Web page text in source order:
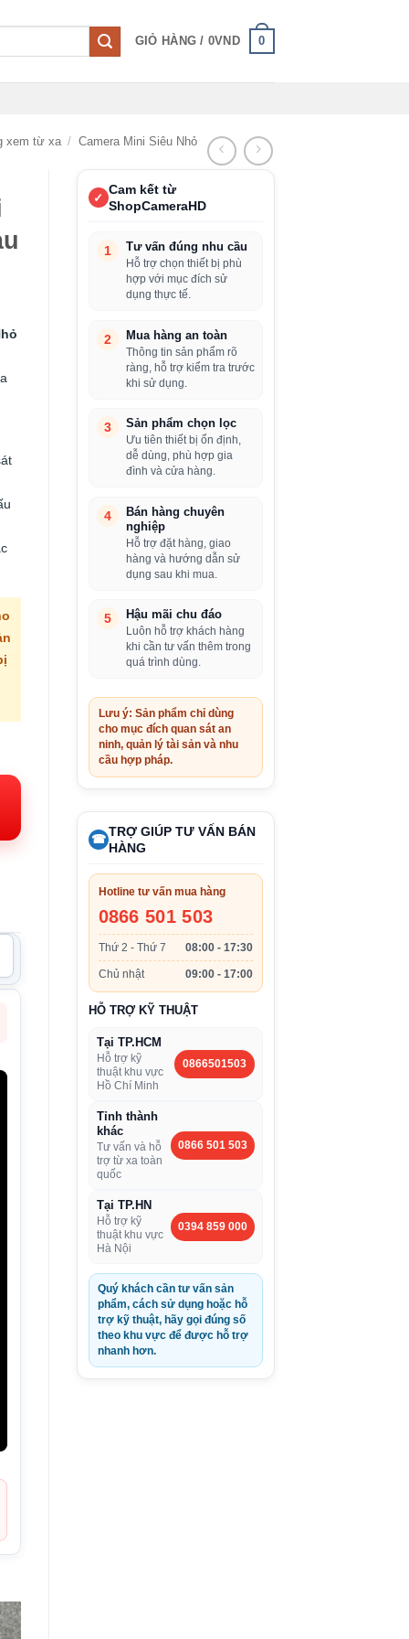
GIỎ HÀNG / 0VND 0
xem từ xa / Camera Mini Siêu Nhỏ
✓
Cam kết từ
ShopCameraHD
1
Tư vấn đúng nhu cầu
Hỗ trợ chọn thiết bị phù
hợp với mục đích sử
dụng thực tế.
2
Mua hàng an toàn
Thông tin sản phẩm rõ
ràng, hỗ trợ kiểm tra trước
khi sử dụng.
3
Sản phẩm chọn lọc
Ưu tiên thiết bị ổn định,
dễ dùng, phù hợp gia
đình và cửa hàng.
4
Bán hàng chuyên
nghiệp
Hỗ trợ đặt hàng, giao
hàng và hướng dẫn sử
dụng sau khi mua.
5
Hậu mãi chu đáo
Luôn hỗ trợ khách hàng
khi cần tư vấn thêm trong
quá trình dùng.
Lưu ý: Sản phẩm chỉ dùng
cho mục đích quan sát an
ninh, quản lý tài sản và nhu
cầu hợp pháp.
☎
TRỢ GIÚP TƯ VẤN BÁN
HÀNG
Hotline tư vấn mua hàng
0866 501 503
Thứ 2 - Thứ 7 08:00 - 17:30
Chủ nhật 09:00 - 17:00
HỖ TRỢ KỸ THUẬT
Tại TP.HCM
Hỗ trợ kỹ
thuật khu vực
Hồ Chí Minh
0866501503
Tỉnh thành
khác
Tư vấn và hỗ
trợ từ xa toàn
quốc
0866 501 503
Tại TP.HN
Hỗ trợ kỹ
thuật khu vực
Hà Nội
0394 859 000
Quý khách cần tư vấn sản
phẩm, cách sử dụng hoặc hỗ
trợ kỹ thuật, hãy gọi đúng số
theo khu vực để được hỗ trợ
nhanh hơn.